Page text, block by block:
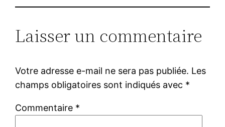
Laisser un commentaire
Votre adresse e-mail ne sera pas publiée. Les
champs obligatoires sont indiqués avec *
Commentaire *